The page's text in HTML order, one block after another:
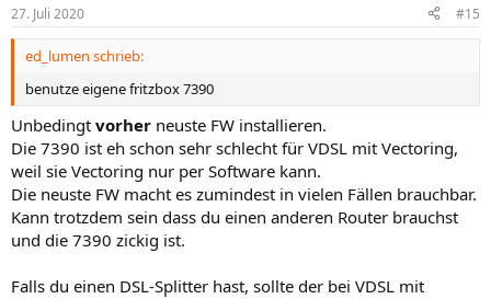
27. Juli 2020 #15
ed_lumen schrieb:
benutze eigene fritzbox 7390
Unbedingt vorher neuste FW installieren.
Die 7390 ist eh schon sehr schlecht für VDSL mit Vectoring,
weil sie Vectoring nur per Software kann.
Die neuste FW macht es zumindest in vielen Fällen brauchbar.
Kann trotzdem sein dass du einen anderen Router brauchst
und die 7390 zickig ist.
Falls du einen DSL-Splitter hast, sollte der bei VDSL mit